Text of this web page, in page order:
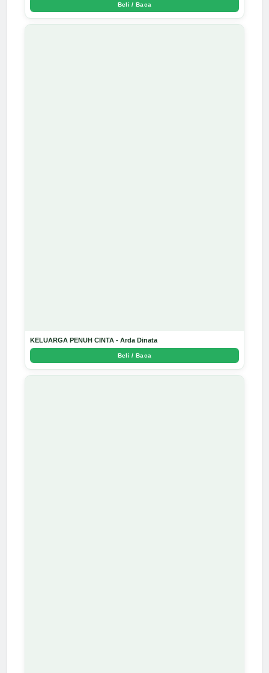
Beli / Baca
KELUARGA PENUH CINTA - Arda Dinata
Beli / Baca